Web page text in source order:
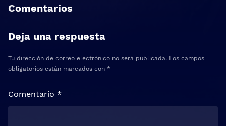
Comentarios
Deja una respuesta
Tu dirección de correo electrónico no será publicada. Los campos
obligatorios están marcados con *
Comentario *